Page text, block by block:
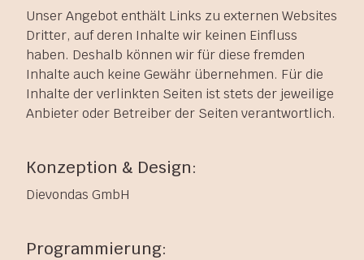
Unser Angebot enthält Links zu externen Websites
Dritter, auf deren Inhalte wir keinen Einfluss
haben. Deshalb können wir für diese fremden
Inhalte auch keine Gewähr übernehmen. Für die
Inhalte der verlinkten Seiten ist stets der jeweilige
Anbieter oder Betreiber der Seiten verantwortlich.
Konzeption & Design:
Dievondas GmbH
Programmierung: